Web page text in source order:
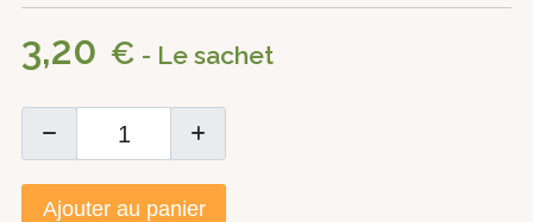
3,20 € - Le sachet
Ajouter au panier